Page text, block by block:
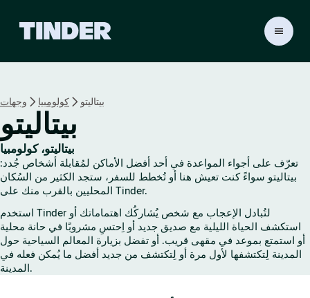
ئ
ي
س
ة
ل
ـ
T
وجهات كولومبيا بيتاليتو
بيتاليتو
بيتاليتو، كولومبيا
تعرّف على أجواء المواعدة في أحد أفضل الأماكن لمُقابلة أشخاص جُدد:
بيتاليتو سواءً كنت تعيش هنا أو تُخطط للسفر، ستجد الكثير من السُكان
المحليين بالقرب منك على Tinder.
استخدم Tinder لتُبادل الإعجاب مع شخص يُشاركُك اهتماماتك أو
استكشف الحياة الليلية مع صديق جديد أو اِحتسِ مشروبًا في حانة محلية
أو استمتع بموعد في مقهى قريب. أو تفضل بزيارة المعالم السياحية حول
المدينة لِتكتشفها لأول مرة أو لِتكتشف من جديد أفضل ما يُمكن فعله في
المدينة.